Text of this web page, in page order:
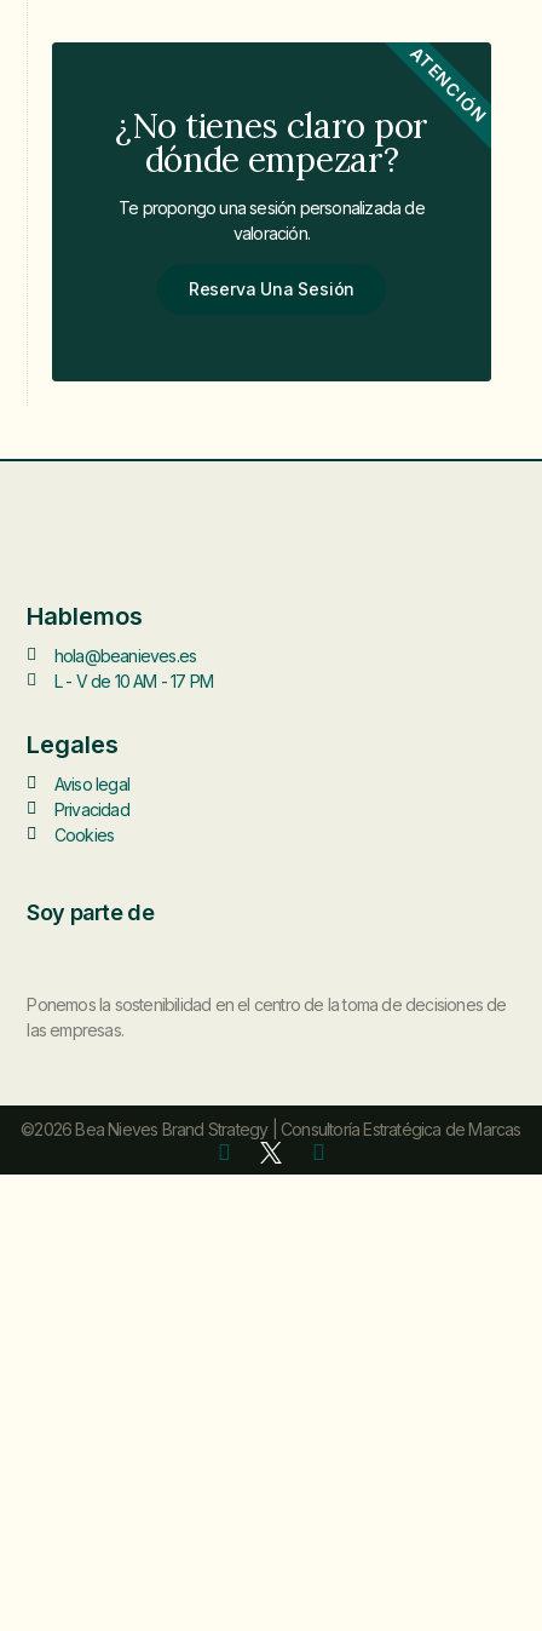
¿No tienes claro por
dónde empezar?
Te propongo una sesión personalizada de
valoración.
Reserva Una Sesión
ATENCIÓN
Hablemos
hola@beanieves.es
L - V de 10 AM - 17 PM
Legales
Aviso legal
Privacidad
Cookies
Soy parte de
Ponemos la sostenibilidad en el centro de la toma de decisiones de
las empresas.
©2026 Bea Nieves Brand Strategy | Consultoría Estratégica de Marcas